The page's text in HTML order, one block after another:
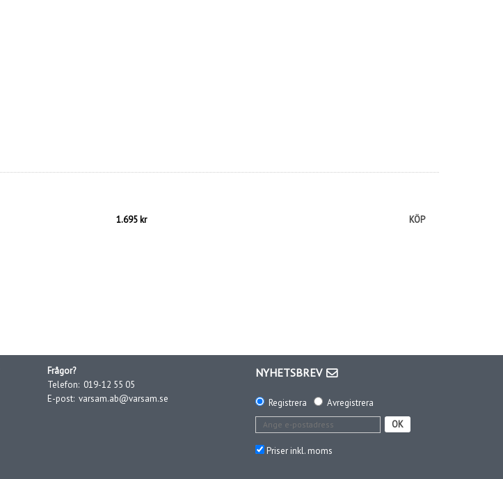
1.695 kr KÖP
Frågor?
Telefon: 019-12 55 05
E-post: varsam.ab@varsam.se
NYHETSBREV
Registrera
Avregistrera
OK
Priser inkl. moms